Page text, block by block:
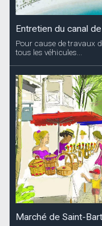
Entretien du canal
Pour cause de travaux
tous les véhicules...
Marché de Saint-